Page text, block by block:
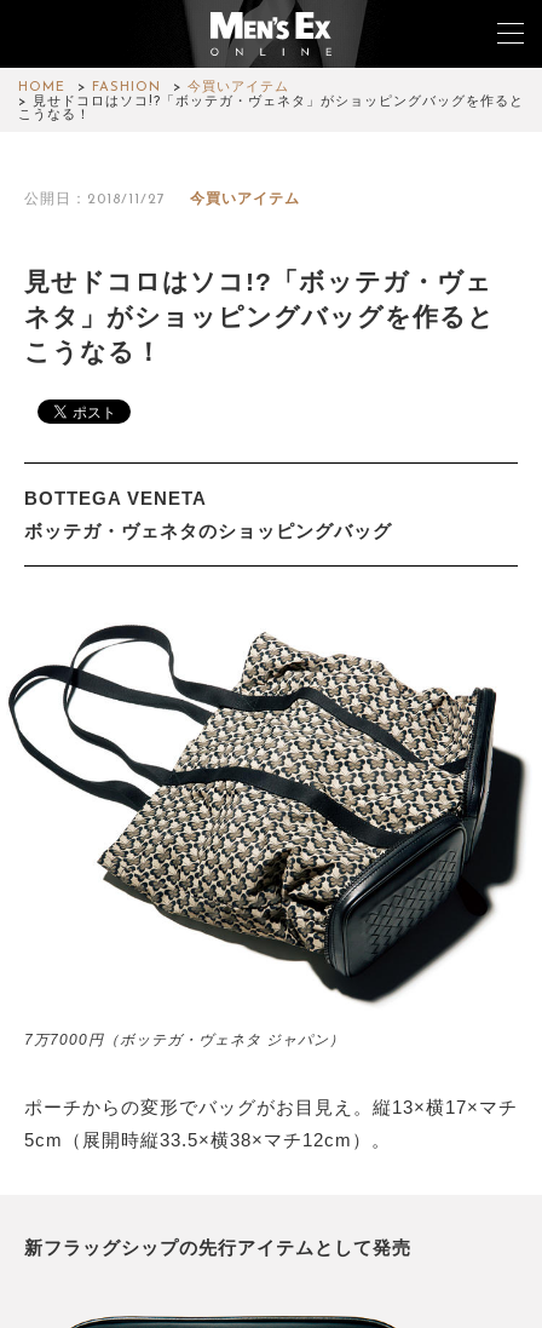
HOME FASHION
今買いアイテム
見せドコロはソコ!?「ボッテガ・ヴェネタ」がショッピングバッグを作ると
こうなる！
公開日：2018/11/27 今買いアイテム
見せドコロはソコ!?「ボッテガ・ヴェ
ネタ」がショッピングバッグを作ると
こうなる！
BOTTEGA VENETA
ボッテガ・ヴェネタのショッピングバッグ
7万7000円（ボッテガ・ヴェネタ ジャパン）
ポーチからの変形でバッグがお目見え。縦13×横17×マチ
5cm（展開時縦33.5×横38×マチ12cm）。
新フラッグシップの先行アイテムとして発売
FASHION
WATCH
CAR&BIKE
COLUMN
ABOUT SITE